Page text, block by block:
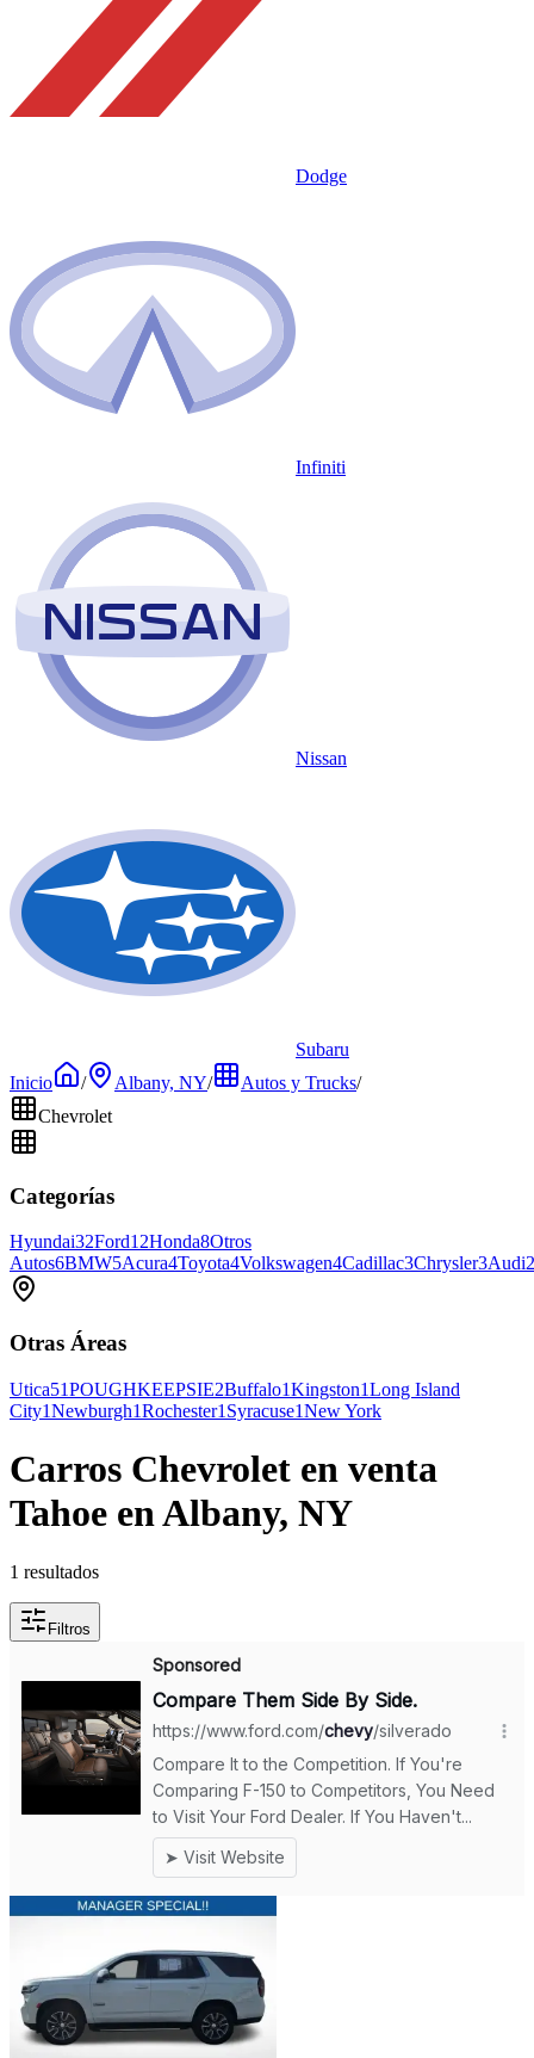
Dodge
Infiniti
Nissan
Subaru
Inicio
/ Albany, NY/ Autos y Trucks/
Chevrolet
Categorías
Hyundai32Ford12Honda8Otros
Autos6BMW5Acura4Toyota4Volkswagen4Cadillac3Chrysler3Audi2
Otras Áreas
Utica51POUGHKEEPSIE2Buffalo1Kingston1Long Island
City1Newburgh1Rochester1 Syracuse1New York
Carros Chevrolet en venta
Tahoe en Albany, NY
1 resultados
Filtros